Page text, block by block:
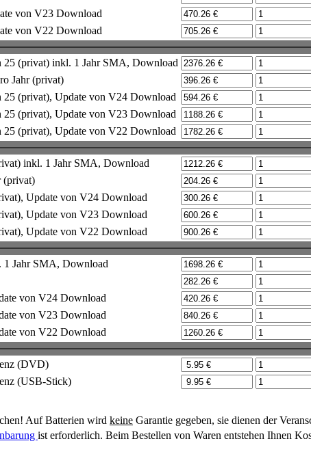
von V23 Download
von V22 Download
25 (privat) inkl. 1 Jahr SMA, Download
Jahr (privat)
25 (privat), Update von V24 Download
25 (privat), Update von V23 Download
25 (privat), Update von V22 Download
inkl. 1 Jahr SMA, Download
(privat)
Update von V24 Download
Update von V23 Download
Update von V22 Download
1 Jahr SMA, Download
von V24 Download
von V23 Download
von V22 Download
(DVD)
(USB-Stick)
Auf Batterien wird keine Garantie gegeben, sie dienen der
ist erforderlich. Beim Bestellen von Waren entstehen Ihnen